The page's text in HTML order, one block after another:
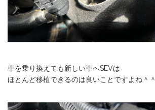
車を乗り換えても新しい車へSEVは
ほとんど移植できるのは良いことですよね＾＾